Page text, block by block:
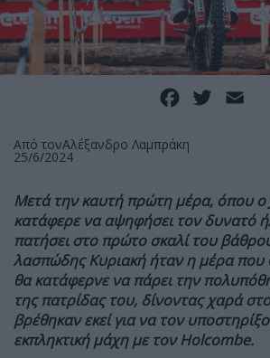
Facebook
Twitter
Από τονΑλέξανδρο Λαμπράκη
25/6/2024
Μετά την καυτή πρώτη μέρα, όπου ο
κατάφερε να αψηφήσει τον δυνατό
πατήσει στο πρώτο σκαλί του
λασπώδης Κυριακή ήταν η μέρα που
θα κατάφερνε να πάρει την
της πατρίδας του, δίνοντας χαρά
βρέθηκαν εκεί για να τον
εκπληκτική μάχη με τον Holcombe.